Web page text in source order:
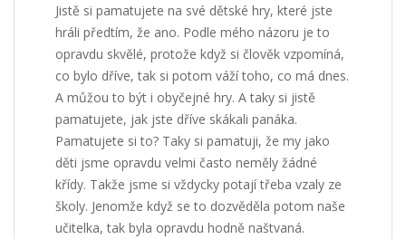
Jistě si pamatujete na své dětské hry, které jste
hráli předtím, že ano. Podle mého názoru je to
opravdu skvělé, protože když si člověk vzpomíná,
co bylo dříve, tak si potom váží toho, co má dnes.
A můžou to být i obyčejné hry. A taky si jistě
pamatujete, jak jste dříve skákali panáka.
Pamatujete si to? Taky si pamatuji, že my jako
děti jsme opravdu velmi často neměly žádné
křídy. Takže jsme si vždycky potají třeba vzaly ze
školy. Jenomže když se to dozvěděla potom naše
učitelka, tak byla opravdu hodně naštvaná.